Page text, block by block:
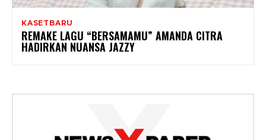
KASETBARU
REMAKE LAGU “BERSAMAMU” AMANDA CITRA
HADIRKAN NUANSA JAZZY